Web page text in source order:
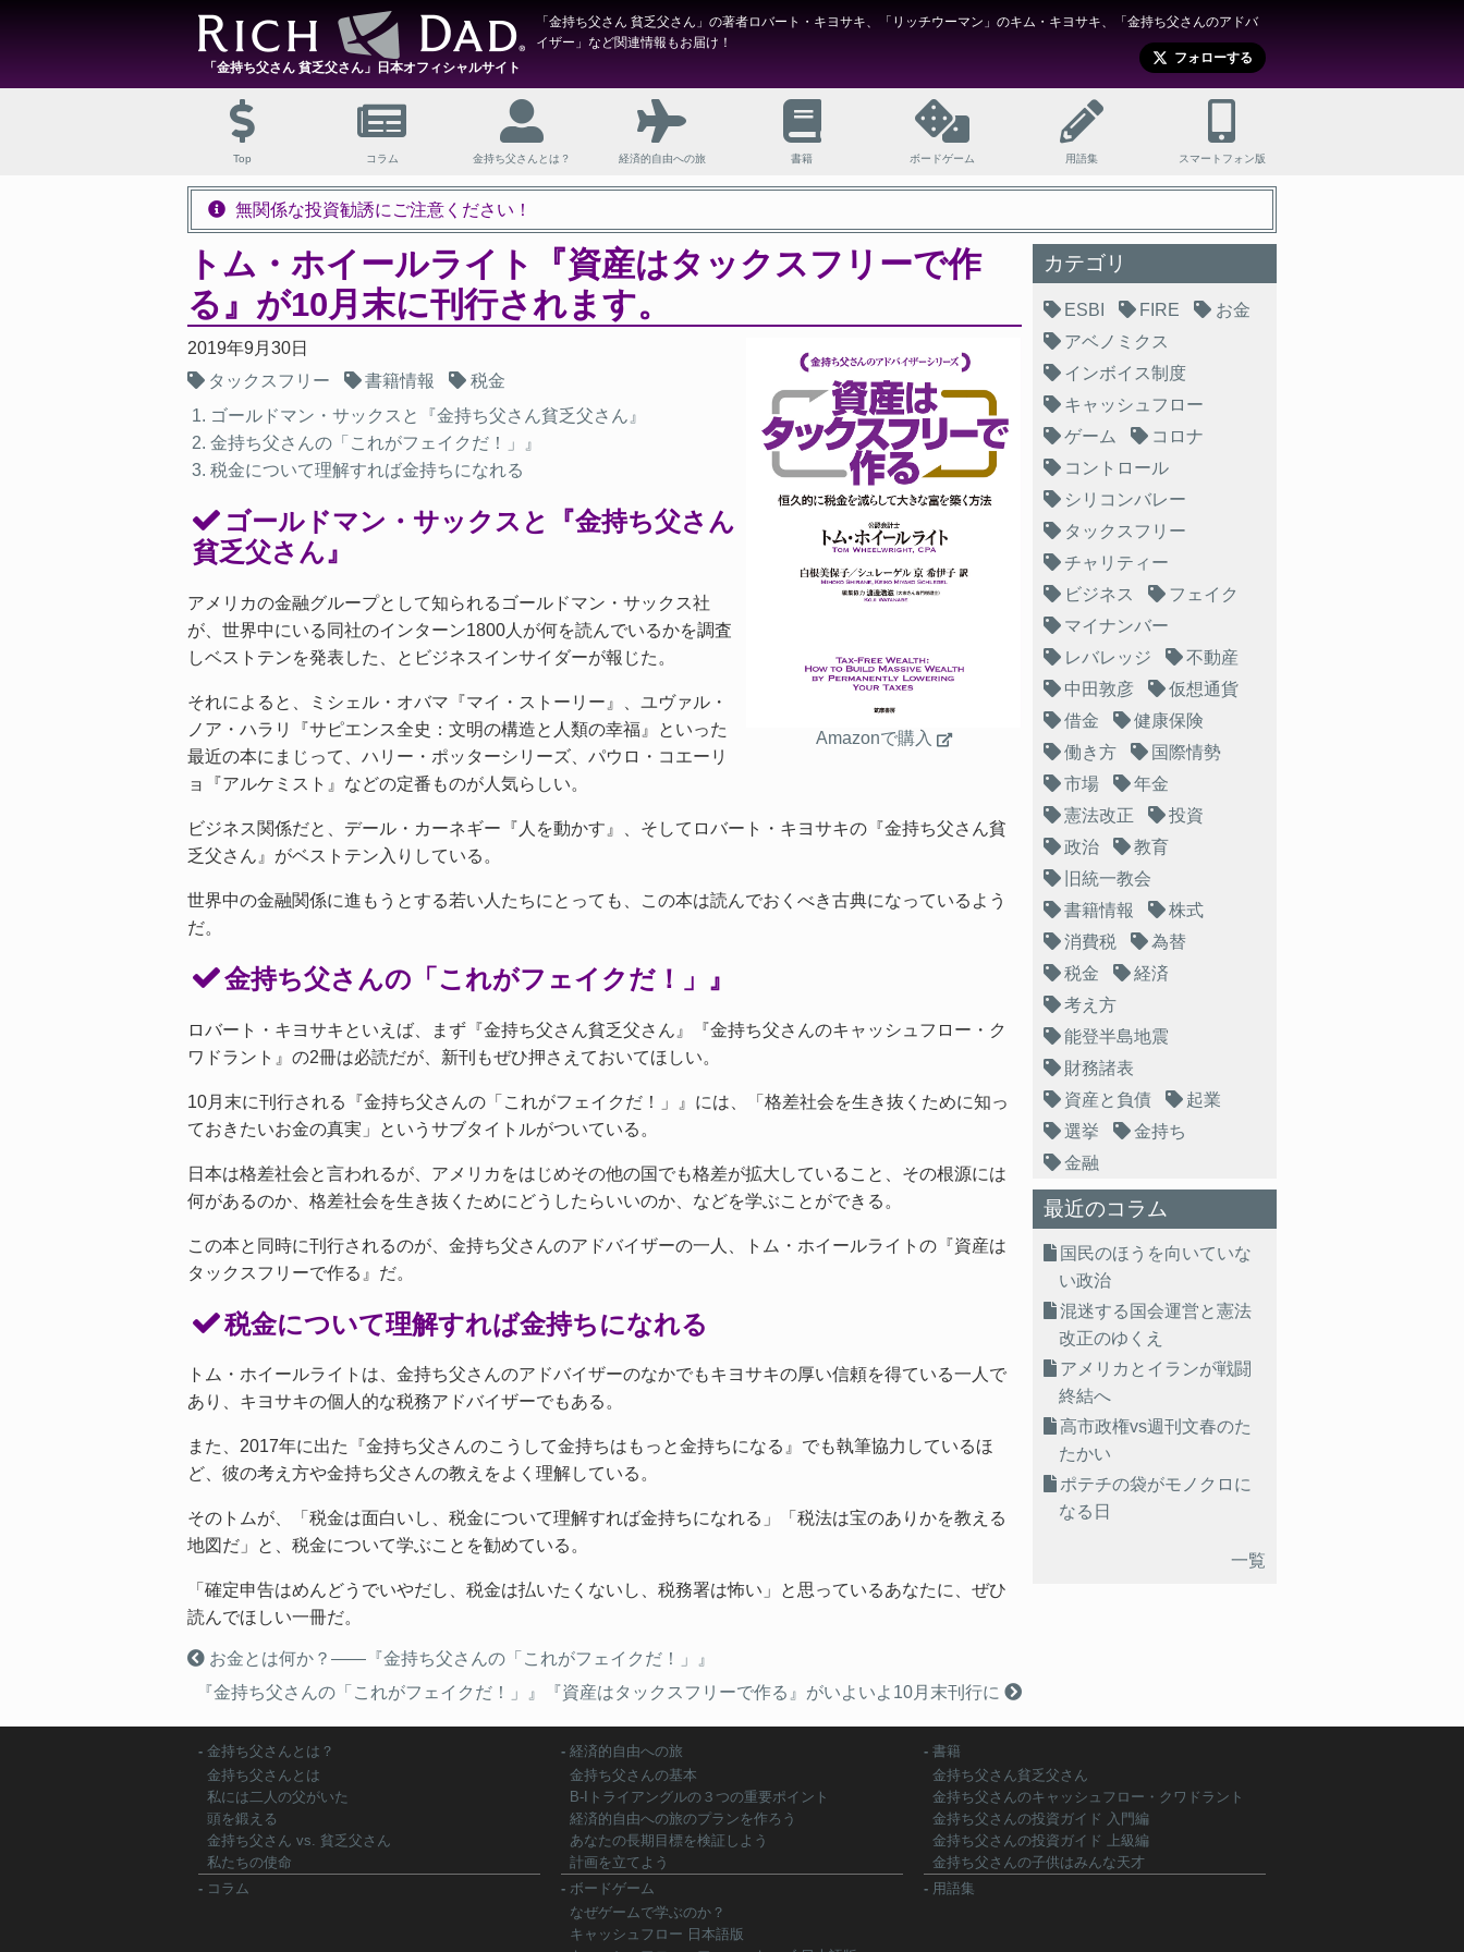
「金持ち父さん 貧乏父さん」日本オフィシャルサイト
「金持ち父さん 貧乏父さん」の著者ロバート・キヨサキ、「リッチウーマン」のキム・キヨサキ、「金持ち父さんのアドバ
イザー」など関連情報もお届け！
フォローする
Top コラム 金持ち父さんとは？ 経済的自由への旅 書籍 ボードゲーム 用語集 スマートフォン版
無関係な投資勧誘にご注意ください！
トム・ホイールライト『資産はタックスフリーで作
る』が10月末に刊行されます。
2019年9月30日
Amazonで購入
タックスフリー 書籍情報
税金
ゴールドマン・サックスと『金持ち父さん貧乏父さん』
金持ち父さんの「これがフェイクだ！」』
税金について理解すれば金持ちになれる
ゴールドマン・サックスと『金持ち父さん
貧乏父さん』
アメリカの金融グループとして知られるゴールドマン・サックス社
が、世界中にいる同社のインターン1800人が何を読んでいるかを調査
しベストテンを発表した、とビジネスインサイダーが報じた。
それによると、ミシェル・オバマ『マイ・ストーリー』、ユヴァル・
ノア・ハラリ『サピエンス全史：文明の構造と人類の幸福』といった
最近の本にまじって、ハリー・ポッターシリーズ、パウロ・コエーリ
ョ『アルケミスト』などの定番ものが人気らしい。
ビジネス関係だと、デール・カーネギー『人を動かす』、そしてロバート・キヨサキの『金持ち父さん貧
乏父さん』がベストテン入りしている。
世界中の金融関係に進もうとする若い人たちにとっても、この本は読んでおくべき古典になっているよう
だ。
金持ち父さんの「これがフェイクだ！」』
ロバート・キヨサキといえば、まず『金持ち父さん貧乏父さん』『金持ち父さんのキャッシュフロー・ク
ワドラント』の2冊は必読だが、新刊もぜひ押さえておいてほしい。
10月末に刊行される『金持ち父さんの「これがフェイクだ！」』には、「格差社会を生き抜くために知っ
ておきたいお金の真実」というサブタイトルがついている。
日本は格差社会と言われるが、アメリカをはじめその他の国でも格差が拡大していること、その根源には
何があるのか、格差社会を生き抜くためにどうしたらいいのか、などを学ぶことができる。
この本と同時に刊行されるのが、金持ち父さんのアドバイザーの一人、トム・ホイールライトの『資産は
タックスフリーで作る』だ。
税金について理解すれば金持ちになれる
トム・ホイールライトは、金持ち父さんのアドバイザーのなかでもキヨサキの厚い信頼を得ている一人で
あり、キヨサキの個人的な税務アドバイザーでもある。
また、2017年に出た『金持ち父さんのこうして金持ちはもっと金持ちになる』でも執筆協力しているほ
ど、彼の考え方や金持ち父さんの教えをよく理解している。
そのトムが、「税金は面白いし、税金について理解すれば金持ちになれる」「税法は宝のありかを教える
地図だ」と、税金について学ぶことを勧めている。
「確定申告はめんどうでいやだし、税金は払いたくないし、税務署は怖い」と思っているあなたに、ぜひ
読んでほしい一冊だ。
お金とは何か？――『金持ち父さんの「これがフェイクだ！」』
『金持ち父さんの「これがフェイクだ！」』『資産はタックスフリーで作る』がいよいよ10月末刊行に
カテゴリ
ESBI FIRE
お金
アベノミクス
インボイス制度
キャッシュフロー
ゲーム
コロナ
コントロール
シリコンバレー
タックスフリー
チャリティー
ビジネス
フェイク
マイナンバー
レバレッジ
不動産
中田敦彦
仮想通貨
借金
健康保険
働き方
国際情勢
市場
年金
憲法改正
投資
政治
教育
旧統一教会
書籍情報
株式
消費税
為替
税金
経済
考え方
能登半島地震
財務諸表
資産と負債
起業
選挙
金持ち
金融
最近のコラム
国民のほうを向いていな
い政治
混迷する国会運営と憲法
改正のゆくえ
アメリカとイランが戦闘
終結へ
高市政権vs週刊文春のた
たかい
ポテチの袋がモノクロに
なる日
一覧
コラム
金持ち父さんとは？
金持ち父さんとは
私には二人の父がいた
頭を鍛える
金持ち父さん vs. 貧乏父さん
私たちの使命
経済的自由への旅
金持ち父さんの基本
B-Iトライアングルの３つの重要ポイント
経済的自由への旅のプランを作ろう
あなたの長期目標を検証しよう
計画を立てよう
書籍
金持ち父さん貧乏父さん
金持ち父さんのキャッシュフロー・クワドラント
金持ち父さんの投資ガイド 入門編
金持ち父さんの投資ガイド 上級編
金持ち父さんの子供はみんな天才
ボードゲーム
なぜゲームで学ぶのか？
キャッシュフロー 日本語版
用語集